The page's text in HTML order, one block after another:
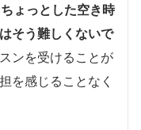
ょっとした空き時
そう難しくないで
ンを受けることが
を感じることなく